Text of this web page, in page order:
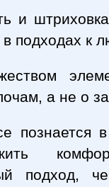
и
в подходах к
а не о
познается
подход,